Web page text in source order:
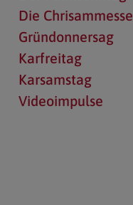
Die Chrisammesse
Gründonnersag
Karfreitag
Karsamstag
Videoimpulse